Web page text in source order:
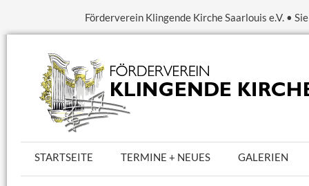
Förderverein Klingende Kirche Saarlouis e.V. •
STARTSEITE TERMINE + NEUES GALERIEN